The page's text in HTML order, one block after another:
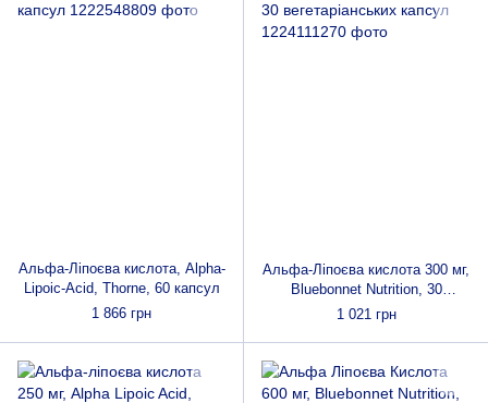
Альфа-Ліпоєва кислота, Alpha-
Lipoic-Acid, Thorne, 60 капсул
1 866 грн
Альфа-Ліпоєва кислота 300 мг,
Bluebonnet Nutrition, 30
вегетаріанських капсул
1 021 грн